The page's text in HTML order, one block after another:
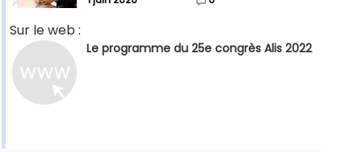
Sur le web :
Le programme du 25e congrès Alis 2022